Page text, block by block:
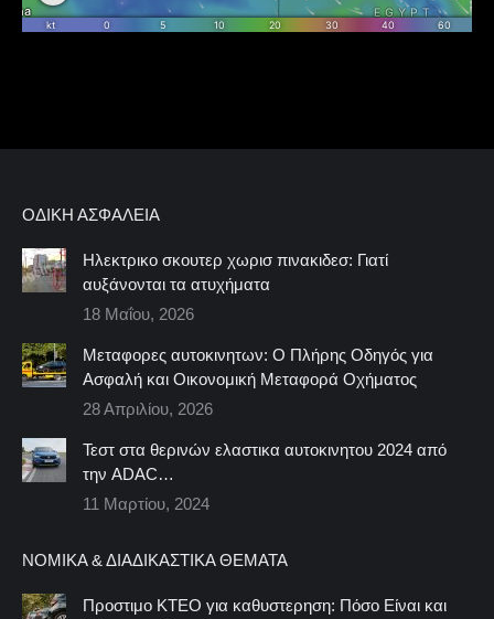
ΟΔΙΚΉ ΑΣΦΆΛΕΙΑ
Ηλεκτρικο σκουτερ χωρισ πινακιδεσ: Γιατί
αυξάνονται τα ατυχήματα
18 Μαΐου, 2026
Μεταφορες αυτοκινητων: Ο Πλήρης Οδηγός για
Ασφαλή και Οικονομική Μεταφορά Οχήματος
28 Απριλίου, 2026
Τεστ στα θερινών ελαστικα αυτοκινητου 2024 από
την ADAC…
11 Μαρτίου, 2024
ΝΟΜΙΚΆ & ΔΙΑΔΙΚΑΣΤΙΚΆ ΘΈΜΑΤΑ
Προστιμο ΚΤΕΟ για καθυστερηση: Πόσο Είναι και